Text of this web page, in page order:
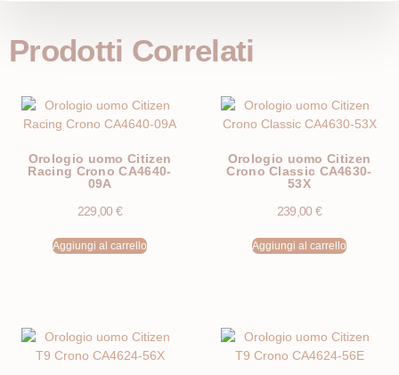
Prodotti Correlati
Orologio uomo Citizen
Racing Crono CA4640-
09A
229,00 €
Aggiungi al carrello
Orologio uomo Citizen
Crono Classic CA4630-
53X
239,00 €
Aggiungi al carrello